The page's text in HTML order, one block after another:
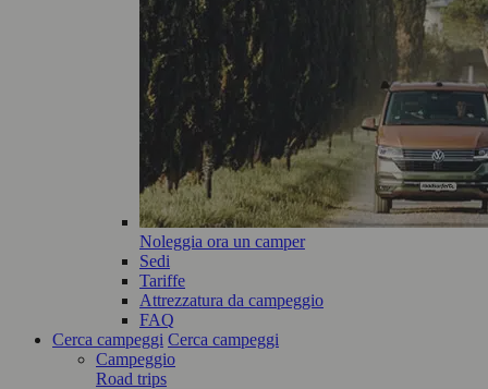
Noleggia ora un camper
Sedi
Tariffe
Attrezzatura da campeggio
FAQ
Cerca campeggi Cerca campeggi
Campeggio
Road trips